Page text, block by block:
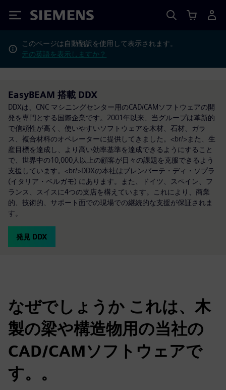
Siemens
このページは自動翻訳を使用して表示されます。
元の英語を表示しますか？
EasyBEAM 搭載 DDX
DDXは、CNC マシニングセンター用のCAD/CAMソフトウェアの開
発を専門とする国際企業です。2001年以来、当グループは革新的
で信頼性が高く、使いやすいソフトウェアを木材、石材、ガラ
ス、複合材料のオペレーターに提供してきました。<br/>また、生
産目標を達成し、より高い効率基準を達成できるようにすること
で、世界中の10,000人以上の顧客が日々の課題を克服できるよう
支援しています。<br/>DDXの本社はブレンバーテ・ディ・ソプラ
(イタリア・ベルガモ) にあります。また、ドイツ、スペイン、フ
ランス、スイスに4つの支店を構えています。これにより、商業
的、技術的、サポート面での現場での継続的な支援が保証されま
す。
発見 DDX
なぜでしょうか これは、木
製の梁や構造物用の当社の
CAD/CAMソフトウェアで
す。。